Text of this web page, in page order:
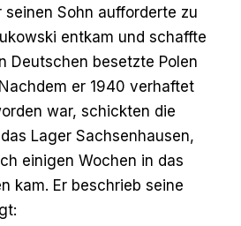
seinen Sohn aufforderte zu
entkam und schaffte
Deutschen besetzte Polen
er 1940 verhaftet
war, schickten die
Lager Sachsenhausen,
einigen Wochen in das
kam. Er beschrieb seine